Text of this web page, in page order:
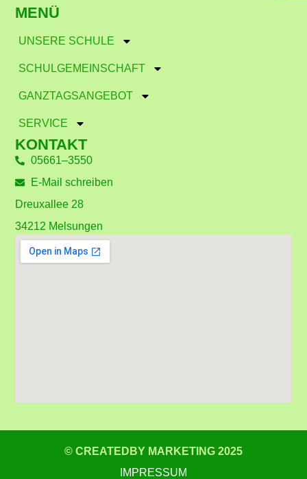
MENÜ
UNSERE SCHULE
SCHULGEMEINSCHAFT
GANZTAGSANGEBOT
SERVICE
KONTAKT
05661–3550
E-Mail schreiben
Dreuxallee 28
34212 Melsungen
© CREATEDBY MARKETING 2025
IMPRESSUM